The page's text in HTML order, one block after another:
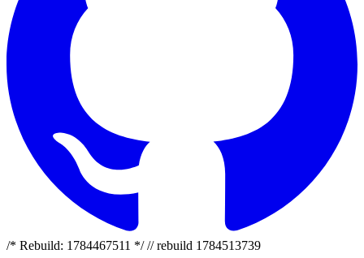
/* Rebuild: 1784467511 */ // rebuild 1784513739